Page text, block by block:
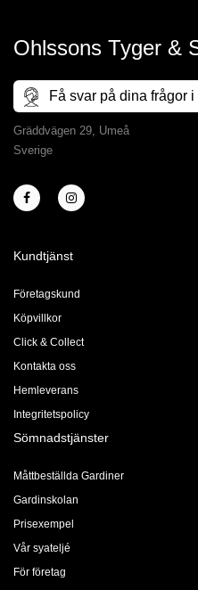
Ohlssons Tyger &
Få svar på dina frågor
Gräddvägen 29, Umeå
Sverige
Kundtjänst
Företagskund
Köpvillkor
Click & Collect
Kontakta oss
Hemleverans
Integritetspolicy
Sömnadstjänster
Måttbeställda Gardiner
Gardinskolan
Prisexempel
Vår syateljé
För företag